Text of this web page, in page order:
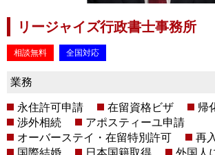
リージャイズ行政書士事務所
相談無料 全国対応
業務
永住許可申請 在留資格ビザ
帰
渉外相続
アポスティーユ申請
オーバーステイ・在留特別許可
再